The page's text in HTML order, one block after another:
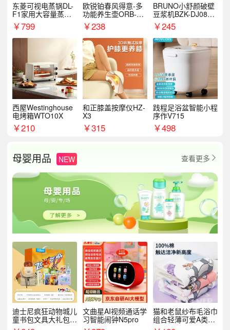
东菱可视电蒸锅DL-
F1家用大容量蒸炖
锅
￥799
欧锐铂春风得意-多
功能养生壶ORB-19
87
￥238
BRUNO小舒颜破壁
豆浆机BZK-DJ08S0
1￥245
西屋Westinghouse
电烤箱WTO10X
￥210
和正膝盖按摩仪HZ-
X3
￥315
践程足浴盆智能小程
序作V715
￥498
母婴用品 NEW 查看更多 
迪士尼疯狂动物城儿
童书包文具大礼包套
装9件套8881
文曲星AI视频通话学
习智能闹钟N5pro
猫和老鼠纱布毛浴巾
组合轻薄可爱A类敏
感肌适用